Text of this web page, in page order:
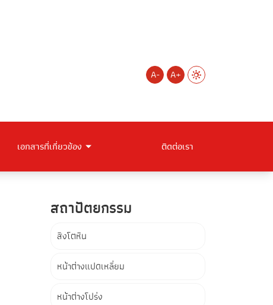
A- A+
เอกสารที่เกี่ยวข้อง ติดต่อเรา
สถาปัตยกรรม
สิงโตหิน
หน้าต่างแปดเหลี่ยม
หน้าต่างโปร่ง